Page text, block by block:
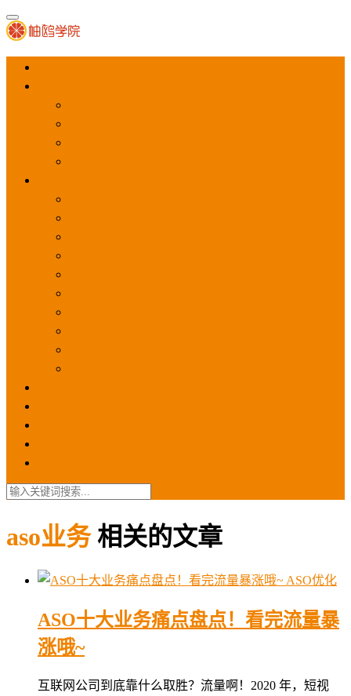
aso业务相关的文章
ASO优化
ASO十大业务痛点盘点！看完流量暴
涨哦~
互联网公司到底靠什么取胜？流量啊！2020 年，短视